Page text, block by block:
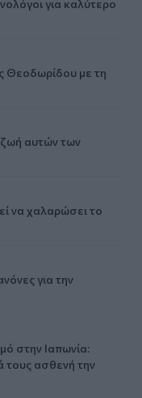
για καλύτερο
Θεοδωρίδου με τη
αυτών των
να χαλαρώσει το
για την
στην Ιαπωνία:
τους ασθενή την